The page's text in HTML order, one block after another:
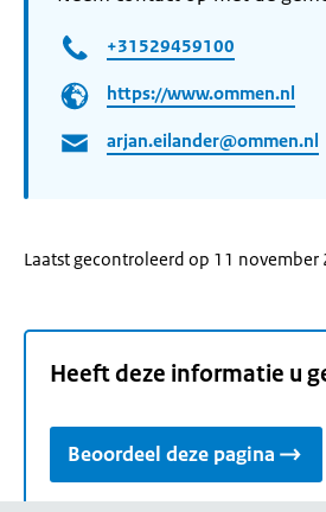
+31529459100
https://www.ommen.nl
arjan.eilander@ommen.nl
Laatst gecontroleerd op 11 november
Heeft deze informatie u
Beoordeel deze pagina